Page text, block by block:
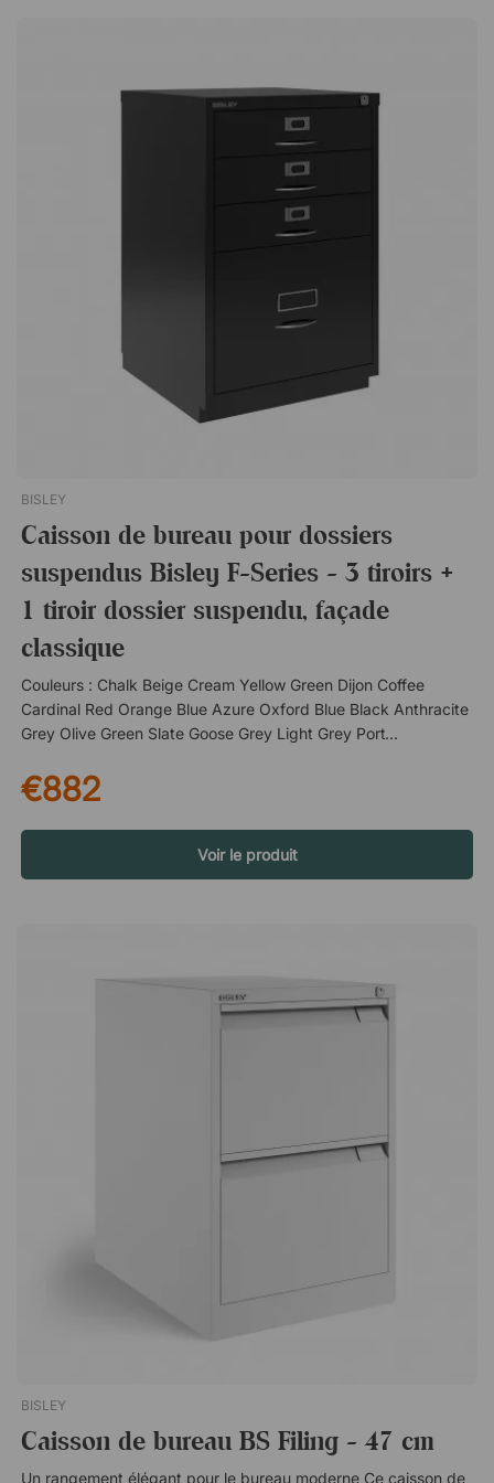
BISLEY
Caisson de bureau pour dossiers
suspendus Bisley F-Series - 3 tiroirs +
1 tiroir dossier suspendu, façade
classique
Couleurs : Chalk Beige Cream Yellow Green Dijon Coffee
Cardinal Red Orange Blue Azure Oxford Blue Black Anthracite
Grey Olive Green Slate Goose Grey Light Grey Portland Traffic
adapté aux dossiers suspendus. Avec une serrure centrale
pratique qui vous permet de ranger vos documents et vos
effets personnels en toute sécurité. Quatre tiroirs
verrouillables. Serrure centrale pratique. Tiroir personnalisé
pour dossiers suspendus. Porte-étiquette intégré sur chaque
€882
Voir le produit
BISLEY
Caisson de bureau BS Filing - 47 cm
Un rangement élégant pour le bureau moderne Ce caisson de